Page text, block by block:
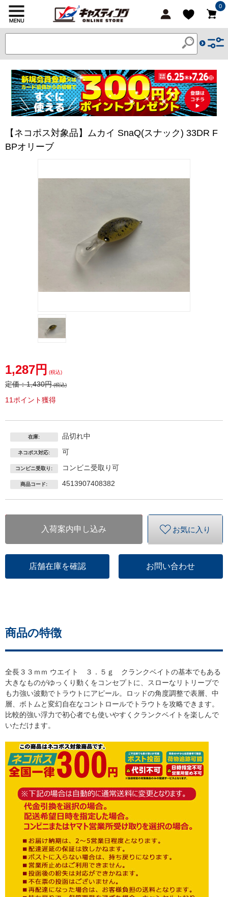
0
【ネコポス対象品】ムカイ SnaQ(スナック) 33DR F
BPオリーブ
1,287円 (税込)
定価：1,430円(税込)
11ポイント獲得
在庫: 品切れ中
ネコポス対応: 可
コンビニ受取り: コンビニ受取り可
商品コード: 4513907408382
入荷案内申し込み お気に入り
店舗在庫を確認 お問い合わせ
商品の特徴
全長３３ｍｍ ウエイト ３．５ｇ クランクベイトの基本でもある
大きなものがゆっくり動くをコンセプトに、スローなリトリーブで
も力強い波動でトラウトにアピール。ロッドの角度調整で表層、中
層、ボトムと変幻自在なコントロールでトラウトを攻略できます。
比較的強い浮力で初心者でも使いやすくクランクベイトを楽しんで
いただけます。